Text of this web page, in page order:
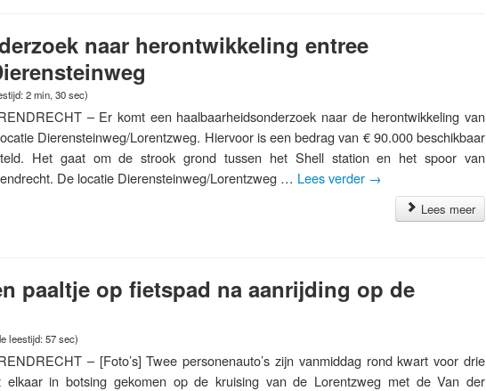
naar herontwikkeling entree
2 min, 30 sec)
– Er komt een haalbaarheidsonderzoek naar de herontwikkeling van
Dierensteinweg/Lorentzweg. Hiervoor is een bedrag van € 90.000 beschikbaar
Het gaat om de strook grond tussen het Shell station en het spoor van
De locatie Dierensteinweg/Lorentzweg … Lees verder →
Lees meer
paaltje op fietspad na aanrijding op de
leestijd: 57 sec)
– [Foto’s] Twee personenauto’s zijn vanmiddag rond kwart voor drie
elkaar in botsing gekomen op de kruising van de Lorentzweg met de Van der